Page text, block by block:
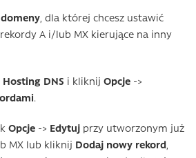
, dla której chcesz ustawić
A i/lub MX kierujące na inny
Hosting DNS i kliknij Opcje ->
.
Opcje -> Edytuj przy utworzonym już
MX lub kliknij Dodaj nowy rekord